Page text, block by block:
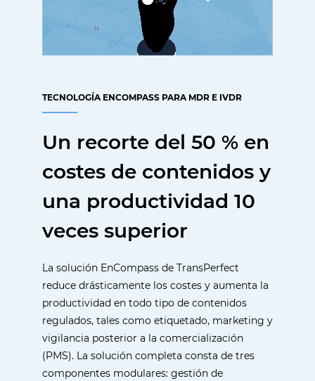
TECNOLOGÍA ENCOMPASS PARA MDR E IVDR
Un recorte del 50 % en
costes de contenidos y
una productividad 10
veces superior
La solución EnCompass de TransPerfect
reduce drásticamente los costes y aumenta la
productividad en todo tipo de contenidos
regulados, tales como etiquetado, marketing y
vigilancia posterior a la comercialización
(PMS). La solución completa consta de tres
componentes modulares: gestión de